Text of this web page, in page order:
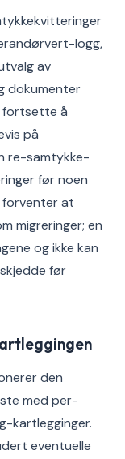
logg,
av
dokumenter
fortsette å
på
re-samtykke-
før noen
forventer at
migreringer; en
og ikke kan
før
den
med per-
kartlegginger.
eventuelle